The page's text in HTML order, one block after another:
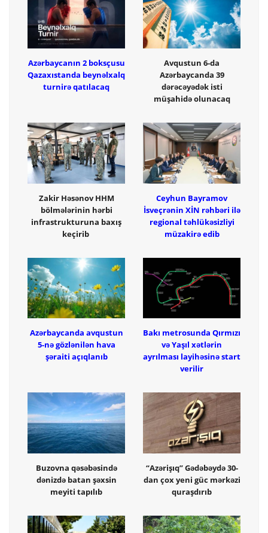
Azərbaycanın 2 boksçusu
Qazaxıstanda beynəlxalq
turnirə qatılacaq
Avqustun 6-da
Azərbaycanda 39
dərəcəyədək isti
müşahidə olunacaq
Zakir Həsənov HHM
bölmələrinin hərbi
infrastrukturuna baxış
keçirib
Ceyhun Bayramov
İsveçrənin XİN rəhbəri ilə
regional təhlükəsizliyi
müzakirə edib
Azərbaycanda avqustun
5-nə gözlənilən hava
şəraiti açıqlanıb
Bakı metrosunda Qırmızı
və Yaşıl xətlərin
ayrılması layihəsinə start
verilir
Buzovna qəsəbəsində
dənizdə batan şəxsin
meyiti tapılıb
“Azərişıq” Gədəbəydə 30-
dan çox yeni güc mərkəzi
quraşdırıb